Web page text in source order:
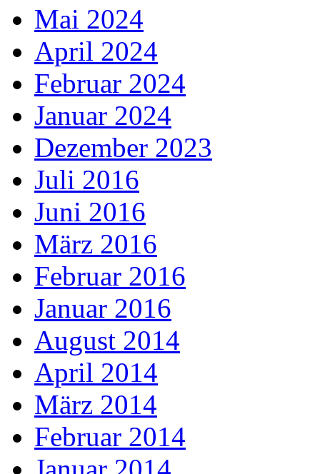
Mai 2024
April 2024
Februar 2024
Januar 2024
Dezember 2023
Juli 2016
Juni 2016
März 2016
Februar 2016
Januar 2016
August 2014
April 2014
März 2014
Februar 2014